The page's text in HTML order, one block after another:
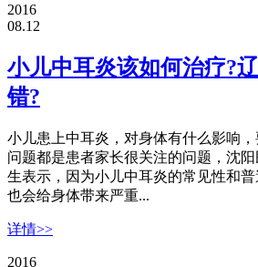
2016
08.12
小儿中耳炎该如何治疗?
错?
小儿患上中耳炎，对身体有什么影响
问题都是患者家长很关注的问题，沈
生表示，因为小儿中耳炎的常见性和
也会给身体带来严重...
详情>>
2016